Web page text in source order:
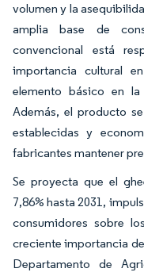
volumen y la
amplia base de
convencional está
importancia cultural
elemento básico en
Además, el producto
establecidas y
fabricantes mantener
Se proyecta que el
7,86% hasta 2031,
consumidores sobre
creciente importancia
Departamento de